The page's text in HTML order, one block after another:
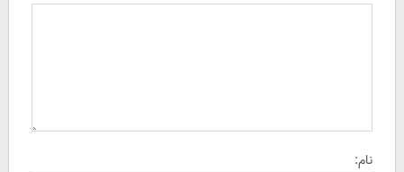
نام: